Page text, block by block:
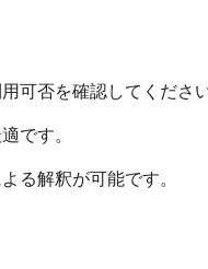
可否を確認してください
です。
る解釈が可能です。